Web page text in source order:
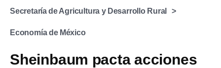
Secretaría de Agricultura y Desarrollo Rural
Economía de México
Sheinbaum pacta acciones